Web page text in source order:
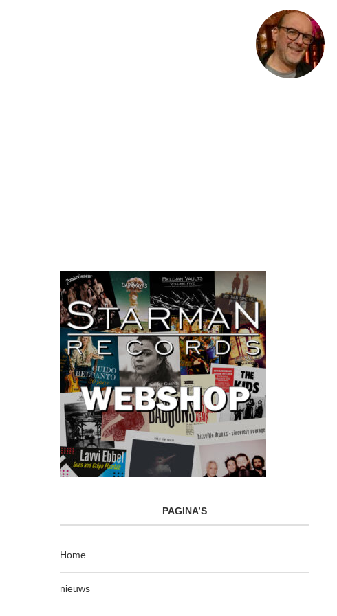
PAGINA’S
Home
nieuws